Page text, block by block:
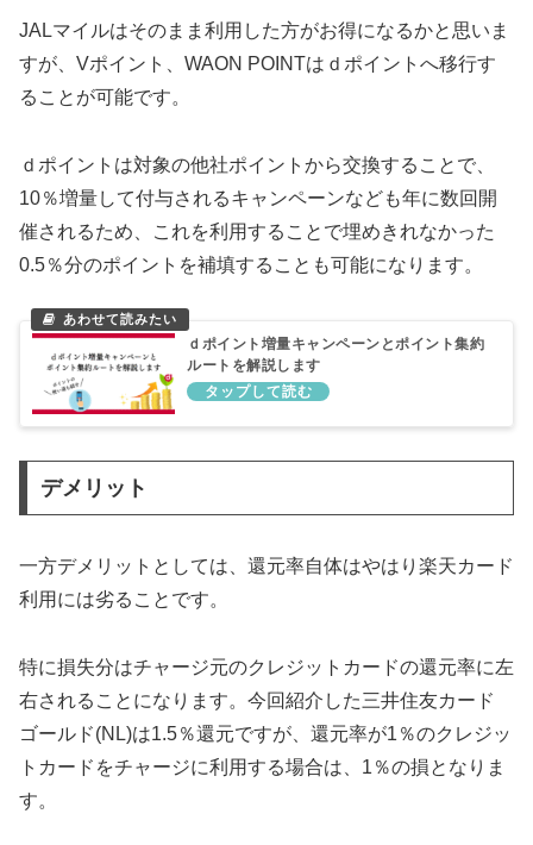
JALマイルはそのまま利用した方がお得になるかと思いま
すが、Vポイント、WAON POINTはｄポイントへ移行す
ることが可能です。
ｄポイントは対象の他社ポイントから交換することで、
10％増量して付与されるキャンペーンなども年に数回開
催されるため、これを利用することで埋めきれなかった
0.5％分のポイントを補填することも可能になります。
ｄポイント増量キャンペーンとポイント集約
ルートを解説します
デメリット
一方デメリットとしては、還元率自体はやはり楽天カード
利用には劣ることです。
特に損失分はチャージ元のクレジットカードの還元率に左
右されることになります。今回紹介した三井住友カード
ゴールド(NL)は1.5％還元ですが、還元率が1％のクレジッ
トカードをチャージに利用する場合は、1％の損となりま
す。